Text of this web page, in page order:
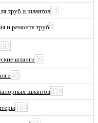
труб и шлангов 11
и ремонта труб4
шланги36
48
шлангов339
160